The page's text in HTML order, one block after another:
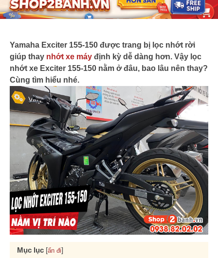
Yamaha Exciter 155-150 được trang bị lọc nhớt rời
giúp thay nhớt xe máy định kỳ dễ dàng hơn. Vậy lọc
nhớt xe Exciter 155-150 nằm ở đâu, bao lâu nên thay?
Cùng tìm hiểu nhé.
Mục lục [ẩn đi]